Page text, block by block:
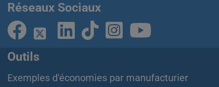
Réseaux Sociaux
Outils
Exemples d'économies par manufacturier